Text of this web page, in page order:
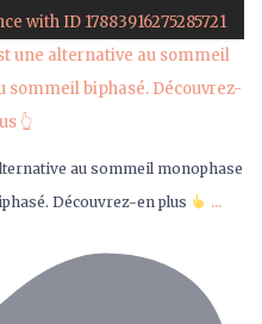
with ID 17883916275285721
au sommeil monophase
Découvrez-en plus
...